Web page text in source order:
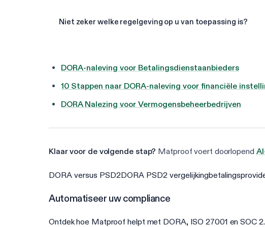
Niet zeker welke regelgeving op u van toepassing is?
DORA-naleving voor Betalingsdienstaanbieders
10 Stappen naar DORA-naleving voor financiële
DORA Nalezing voor Vermogensbeheerbedrijven
Klaar voor de volgende stap? Matproof voert doorlopend
DORA versus PSD2DORA PSD2 vergelijking
Automatiseer uw compliance
Ontdek hoe Matproof helpt met DORA, ISO 27001 en SOC 2.